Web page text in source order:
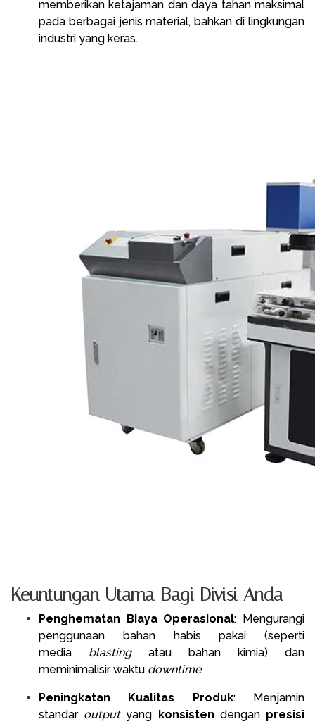
memberikan ketajaman dan daya tahan maksimal
pada berbagai jenis material, bahkan di lingkungan
industri yang keras.
Keuntungan Utama Bagi Divisi Anda
Penghematan Biaya Operasional: Mengurangi
penggunaan bahan habis pakai (seperti
media blastingatau bahan kimia) dan
meminimalisir waktu downtime.
Peningkatan Kualitas Produk: Menjamin
standar outputyang konsisten dengan presisi